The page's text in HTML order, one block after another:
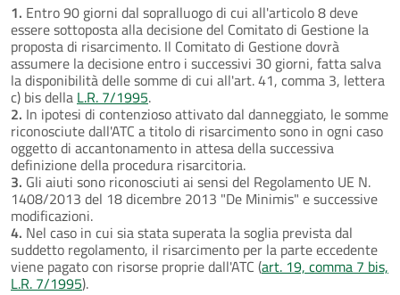
1. Entro 90 giorni dal sopralluogo di cui all'articolo 8 deve
essere sottoposta alla decisione del Comitato di Gestione la
proposta di risarcimento. Il Comitato di Gestione dovrà
assumere la decisione entro i successivi 30 giorni, fatta salva
la disponibilità delle somme di cui all'art. 41, comma 3, lettera
c) bis della L.R. 7/1995.
2. In ipotesi di contenzioso attivato dal danneggiato, le somme
riconosciute dall'ATC a titolo di risarcimento sono in ogni caso
oggetto di accantonamento in attesa della successiva
definizione della procedura risarcitoria.
3. Gli aiuti sono riconosciuti ai sensi del Regolamento UE N.
1408/2013 del 18 dicembre 2013 "De Minimis" e successive
modificazioni.
4. Nel caso in cui sia stata superata la soglia prevista dal
suddetto regolamento, il risarcimento per la parte eccedente
viene pagato con risorse proprie dall'ATC (art. 19, comma 7 bis,
L.R. 7/1995).